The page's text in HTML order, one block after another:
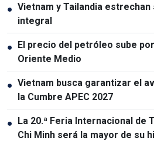
● Vietnam y Tailandia
integral
● El precio del petróleo sube
Oriente Medio
● Vietnam busca garantizar el
la Cumbre APEC 2027
● La 20.ª Feria Internacional de
Chi Minh será la mayor de su